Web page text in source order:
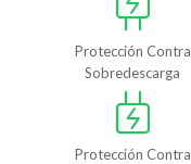
Protección Contra
Sobredescarga
Protección Contra